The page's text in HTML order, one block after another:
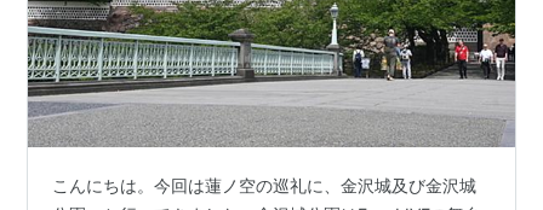
こんにちは。今回は蓮ノ空の巡礼に、金沢城及び金沢城